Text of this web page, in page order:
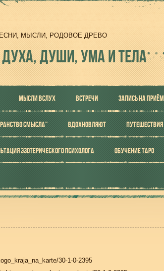
МЫСЛИ, РОДОВОЕ ДРЕВО
ДУШИ, УМА И ТЕЛА
МЫСЛИ ВСЛУХ ВСТРЕЧИ ЗАПИСЬ НА ПРИЁМ
СМЫСЛА" ВДОХНОВЛЯЮТ ПУТЕШЕСТВИЯ
ЭЗОТЕРИЧЕСКОГО ПСИХОЛОГА ОБУЧЕНИЕ ТАРО
30-1-0-2395